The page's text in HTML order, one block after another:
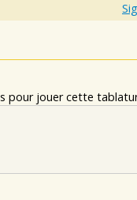
pour jouer cette